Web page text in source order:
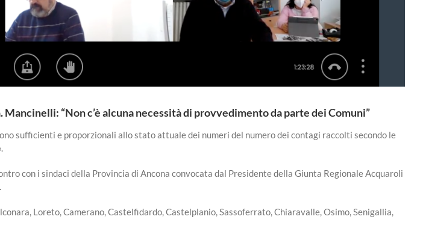
“Non c’è alcuna necessità di provvedimento da parte dei Comuni”
sufficienti e proporzionali allo stato attuale dei numeri del numero dei contagi raccolti secondo le
con i sindaci della Provincia di Ancona convocata dal Presidente della Giunta Regionale Acquaroli
Loreto, Camerano, Castelfidardo, Castelplanio, Sassoferrato, Chiaravalle, Osimo, Senigallia,